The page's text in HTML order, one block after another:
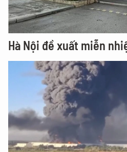
Hà Nội đề xuất miễn